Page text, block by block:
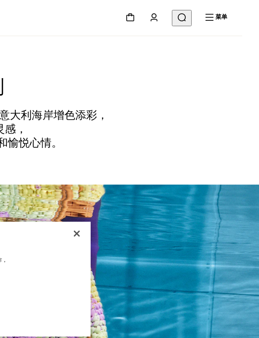
菜单
大利海岸增色添彩，
，
悦心情。